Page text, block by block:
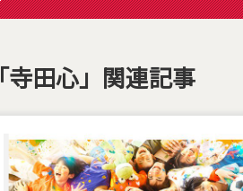
「寺田心」関連記事